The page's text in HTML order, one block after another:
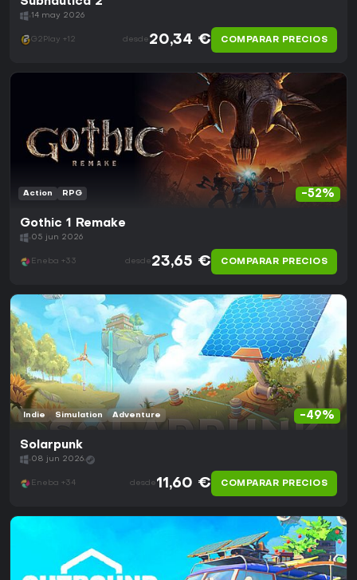
14 may 2026
G2Play +12 desde 20,34 € COMPARAR PRECIOS
-52%
Action RPG
Gothic 1 Remake
05 jun 2026
Eneba +33 desde 23,65 € COMPARAR PRECIOS
-49%
Indie Simulation Adventure
Solarpunk
08 jun 2026
Eneba +34 desde 11,60 € COMPARAR PRECIOS